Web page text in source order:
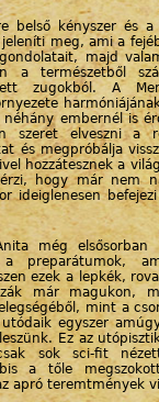
belső kényszer és a
meg, ami a
majd
a természetből
zugokból. A
embernél is
elveszni a
és megpróbálja
hozzátesznek a
hogy már nem
ideiglenesen
még elsősorban
preparátumok,
ezek a lepkék,
már magukon,
mint a
egyszer
Ez az
sok sci-fit
a tőle
apró teremtmények